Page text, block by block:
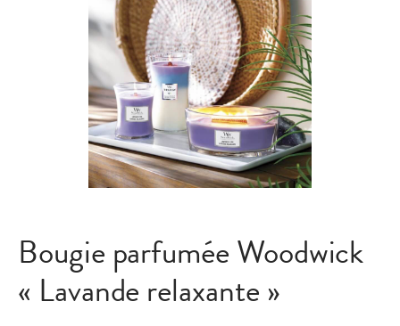
Bougie parfumée Woodwick
« Lavande relaxante »